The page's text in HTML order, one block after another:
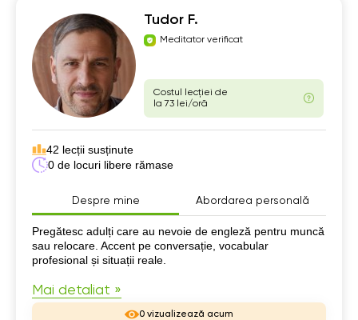
Tudor F.
Meditator verificat
Costul lecției de
la 73 lei/oră
42 lecții susținute
0 de locuri libere rămase
Despre mine Abordarea personală
Despre mine
Pregătesc adulți care au nevoie de engleză pentru muncă
sau relocare. Accent pe conversație, vocabular
profesional și situații reale.
Mai detaliat »
0 vizualizează acum